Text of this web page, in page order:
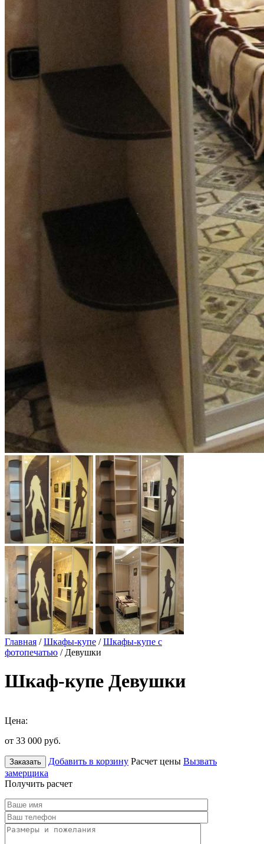
Главная /Шкафы-купе /Шкафы-купе с
фотопечатью / Девушки
Шкаф-купе Девушки
Цена:
от 33 000 руб.
Заказать Добавить в корзину Расчет цены Вызвать
замерщика
Получить расчет